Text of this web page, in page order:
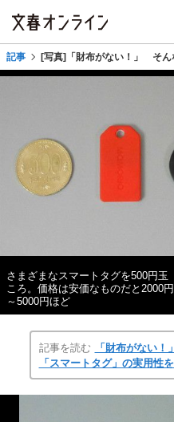
記事 [写真]「財布がない！」 そん
さまざまなスマートタグを500円玉
ころ。価格は安価なものだと2000
～5000円ほど
記事を読む
「財布がない
「スマートタグ」の実用性